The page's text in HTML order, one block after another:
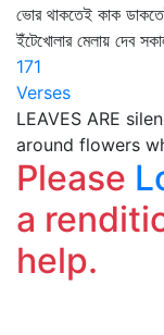
ভোর থাকতেই কাক
ইঁটেখোলার মেলায় দেব
171
Verses
LEAVES ARE
around flowers
Please
a
help.